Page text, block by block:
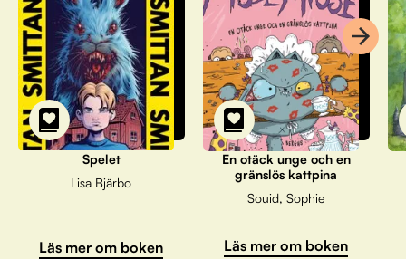
Spelet
Lisa Bjärbo
Läs mer om boken
En otäck unge och en
gränslös kattpina
Souid, Sophie
Läs mer om boken